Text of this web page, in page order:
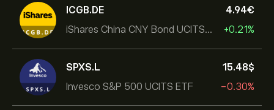
ICGB.DE
iShares China CNY Bond UCITS ETF
4.94‎€‎
+0.21%
SPXS.L
Invesco S&P 500 UCITS ETF
15.48‎$‎
-0.30%